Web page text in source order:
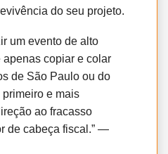
do seu projeto.
um evento de alto
copiar e colar
de São Paulo ou do
e mais
ao fracasso
de cabeça fiscal.” —